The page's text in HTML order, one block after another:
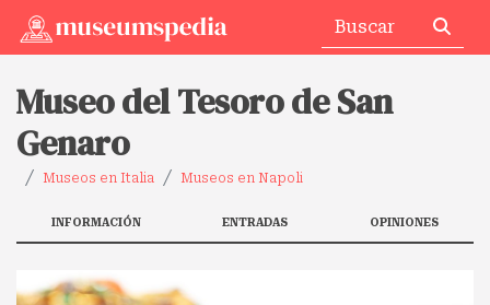
Museo del Tesoro de San
Genaro
Museos en Italia Museos en Napoli
INFORMACIÓN ENTRADAS OPINIONES